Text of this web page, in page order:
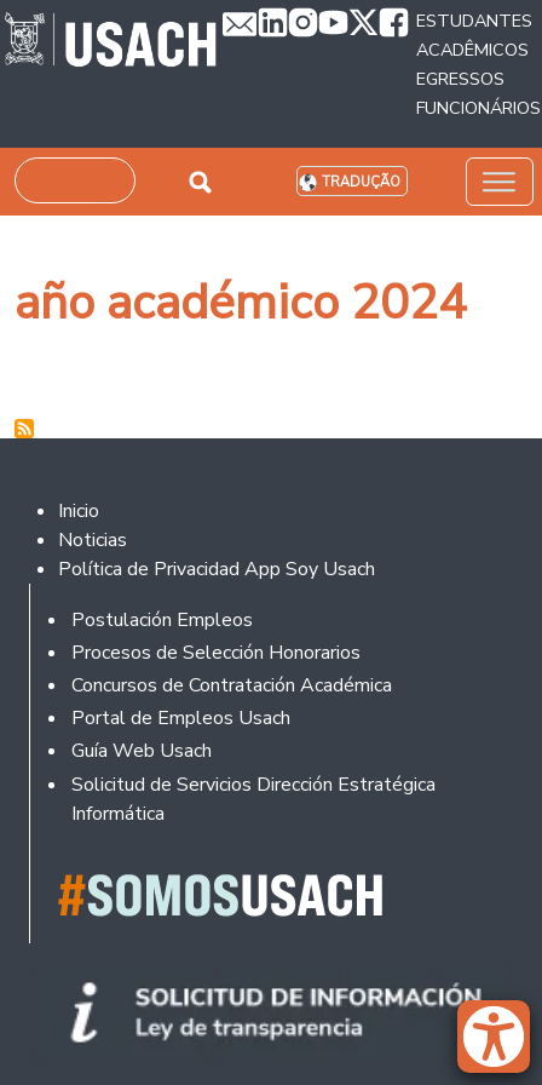
Passar para o conteúdo principal
ESTUDANTES
ACADÊMICOS
EGRESSOS
FUNCIONÁRIOS
Pesquisar TRADUÇÃO
año académico 2024
Footer 2
Inicio
Noticias
Política de Privacidad App Soy Usach
Rodapé
Postulación Empleos
Procesos de Selección Honorarios
Concursos de Contratación Académica
Portal de Empleos Usach
Guía Web Usach
Solicitud de Servicios Dirección Estratégica
Informática